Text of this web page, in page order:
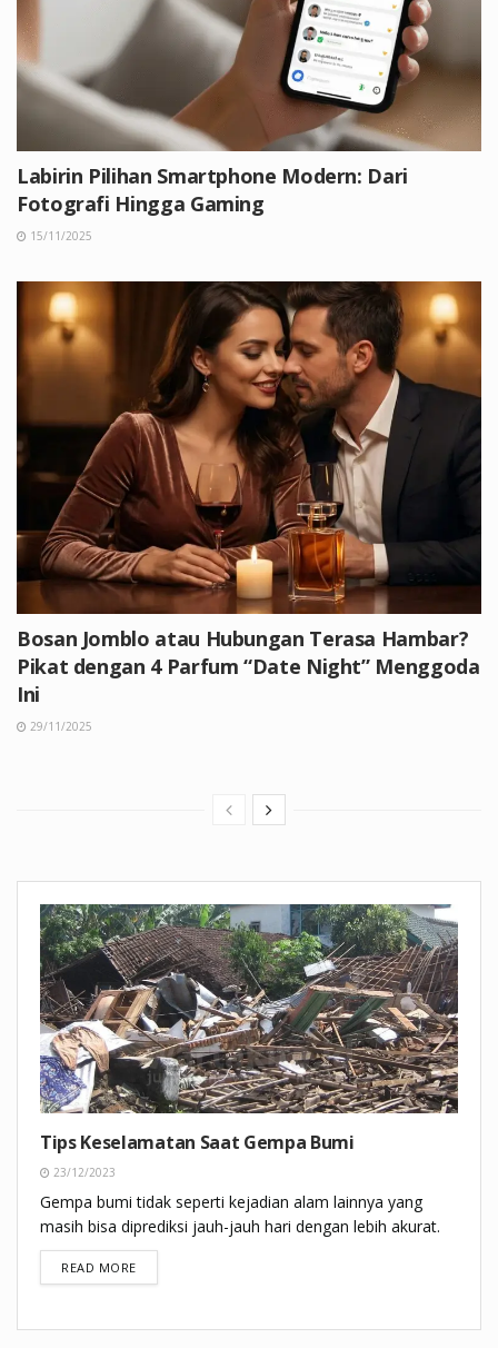
Labirin Pilihan Smartphone Modern: Dari
Fotografi Hingga Gaming
15/11/2025
Bosan Jomblo atau Hubungan Terasa Hambar?
Pikat dengan 4 Parfum “Date Night” Menggoda
Ini
29/11/2025
Tips Keselamatan Saat Gempa Bumi
23/12/2023
Gempa bumi tidak seperti kejadian alam lainnya yang
masih bisa diprediksi jauh-jauh hari dengan lebih akurat.
READ MOREDETAILS